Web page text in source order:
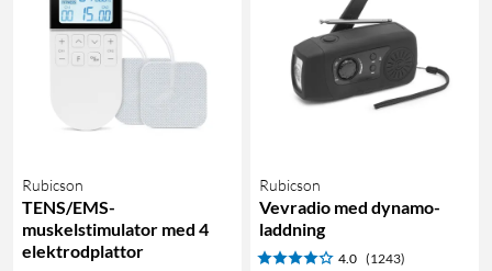
Rubicson
TENS/EMS-
muskelstimulator med 4
elektrodplattor
Rubicson
Vevradio med dynamo-
laddning
4.0 (1243)